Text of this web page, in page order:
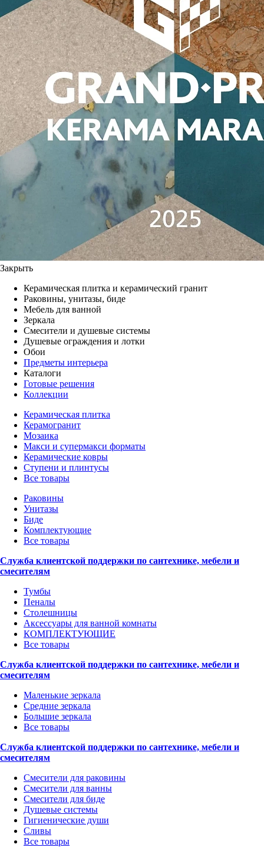
Закрыть
Керамическая плитка и керамический гранит
Раковины, унитазы, биде
Мебель для ванной
Зеркала
Смесители и душевые системы
Душевые ограждения и лотки
Обои
Предметы интерьера
Каталоги
Готовые решения
Коллекции
Керамическая плитка
Керамогранит
Мозаика
Макси и супермакси форматы
Керамические ковры
Ступени и плинтусы
Все товары
Раковины
Унитазы
Биде
Комплектующие
Все товары
Служба клиентской поддержки по сантехнике, мебели и
смесителям
Тумбы
Пеналы
Столешницы
Аксессуары для ванной комнаты
КОМПЛЕКТУЮЩИЕ
Все товары
Служба клиентской поддержки по сантехнике, мебели и
смесителям
Маленькие зеркала
Средние зеркала
Большие зеркала
Все товары
Служба клиентской поддержки по сантехнике, мебели и
смесителям
Смесители для раковины
Смесители для ванны
Смесители для биде
Душевые системы
Гигиенические души
Сливы
Все товары